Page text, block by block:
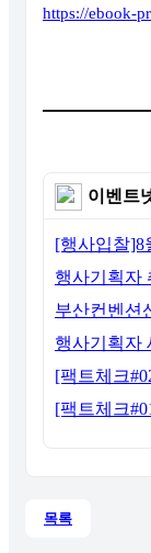
https://ebook-
이벤트
목록